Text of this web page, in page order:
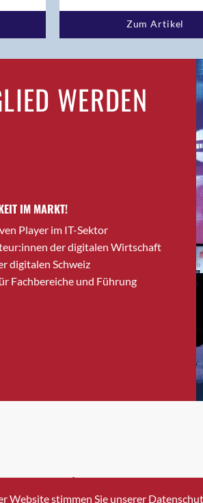
Zum Artikel
WERDEN
IM MARKT!
Player im IT-Sektor
der digitalen Wirtschaft
digitalen Schweiz
Fachbereiche und Führung
+41 43 336 40 20
Website stimmen Sie unserer